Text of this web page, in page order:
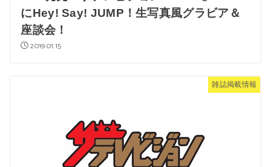
にHey! Say! JUMP！生写真風グラビア＆
座談会！
2019.01.15
雑誌掲載情報